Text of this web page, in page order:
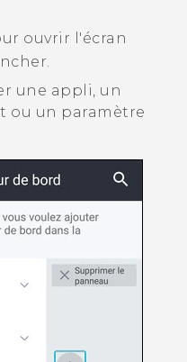
ouvrir l'écran
une appli, un
ou un paramètre